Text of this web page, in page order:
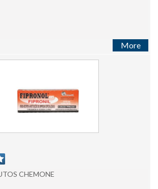
More
CHEMONE